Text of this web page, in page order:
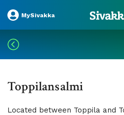
MySivakka
Toppilansalmi
Located between Toppila and